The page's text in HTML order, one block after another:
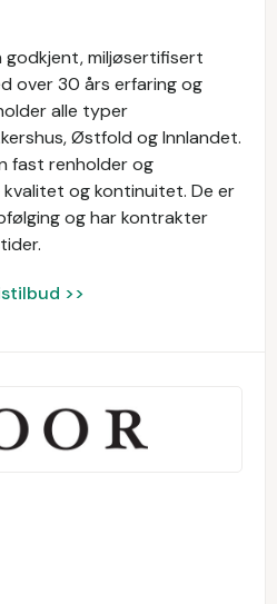
godkjent, miljøsertifisert
over 30 års erfaring og
alle typer
Østfold og Innlandet.
fast renholder og
og kontinuitet. De er
og har kontrakter
>>